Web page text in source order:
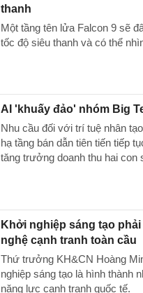
thanh
Một tầng tên lửa Falcon 9 sẽ
tốc độ siêu thanh và có thể
AI 'khuấy đảo' nhóm Big
Nhu cầu đối với trí tuệ nhân
hạ tầng bán dẫn tiên tiến tiếp
tăng trưởng doanh thu hai con
Khởi nghiệp sáng tạo
nghệ cạnh tranh toàn cầu
Thứ trưởng KH&CN Hoàng
nghiệp sáng tạo là hình thành
năng lực cạnh tranh quốc tế.